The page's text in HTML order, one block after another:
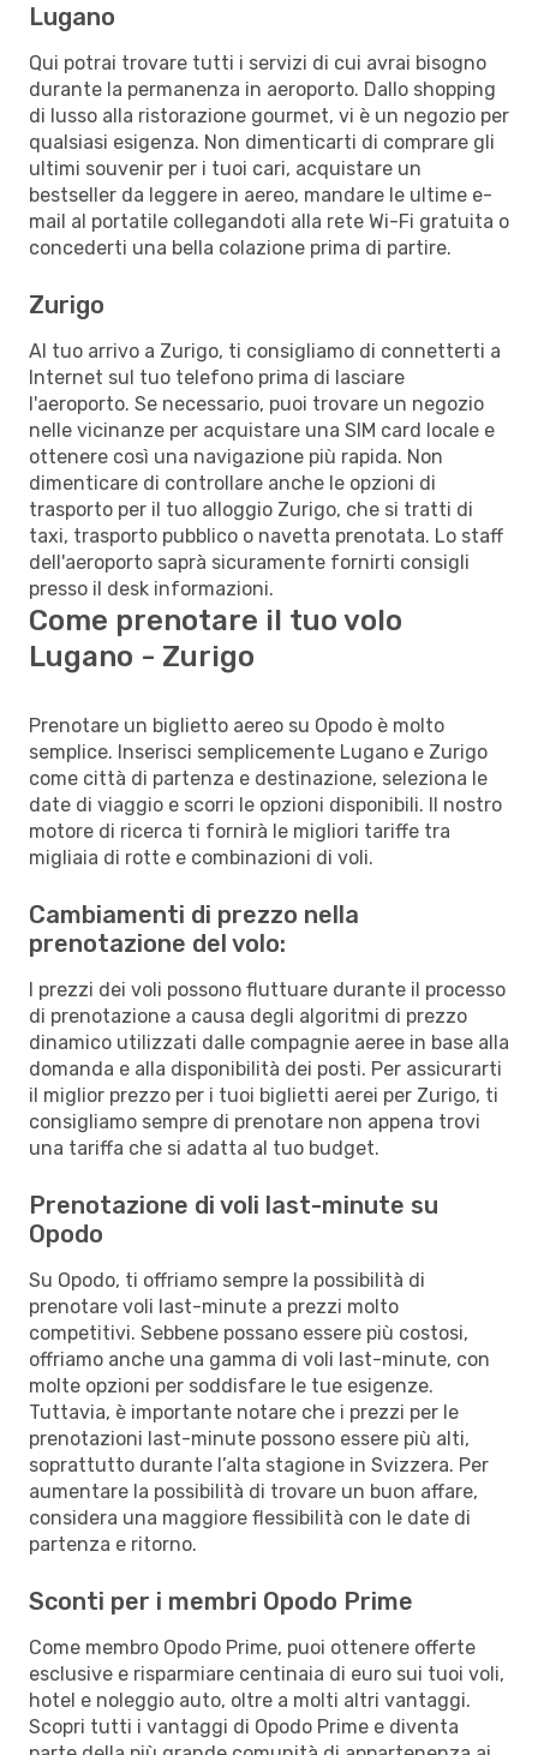
Lugano
Qui potrai trovare tutti i servizi di cui avrai bisogno
durante la permanenza in aeroporto. Dallo shopping
di lusso alla ristorazione gourmet, vi è un negozio per
qualsiasi esigenza. Non dimenticarti di comprare gli
ultimi souvenir per i tuoi cari, acquistare un
bestseller da leggere in aereo, mandare le ultime e-
mail al portatile collegandoti alla rete Wi-Fi gratuita o
concederti una bella colazione prima di partire.
Zurigo
Al tuo arrivo a Zurigo, ti consigliamo di connetterti a
Internet sul tuo telefono prima di lasciare
l'aeroporto. Se necessario, puoi trovare un negozio
nelle vicinanze per acquistare una SIM card locale e
ottenere così una navigazione più rapida. Non
dimenticare di controllare anche le opzioni di
trasporto per il tuo alloggio Zurigo, che si tratti di
taxi, trasporto pubblico o navetta prenotata. Lo staff
dell'aeroporto saprà sicuramente fornirti consigli
presso il desk informazioni.
Come prenotare il tuo volo
Lugano - Zurigo
Prenotare un biglietto aereo su Opodo è molto
semplice. Inserisci semplicemente Lugano e Zurigo
come città di partenza e destinazione, seleziona le
date di viaggio e scorri le opzioni disponibili. Il nostro
motore di ricerca ti fornirà le migliori tariffe tra
migliaia di rotte e combinazioni di voli.
Cambiamenti di prezzo nella
prenotazione del volo:
I prezzi dei voli possono fluttuare durante il processo
di prenotazione a causa degli algoritmi di prezzo
dinamico utilizzati dalle compagnie aeree in base alla
domanda e alla disponibilità dei posti. Per assicurarti
il miglior prezzo per i tuoi biglietti aerei per Zurigo, ti
consigliamo sempre di prenotare non appena trovi
una tariffa che si adatta al tuo budget.
Prenotazione di voli last-minute su
Opodo
Su Opodo, ti offriamo sempre la possibilità di
prenotare voli last-minute a prezzi molto
competitivi. Sebbene possano essere più costosi,
offriamo anche una gamma di voli last-minute, con
molte opzioni per soddisfare le tue esigenze.
Tuttavia, è importante notare che i prezzi per le
prenotazioni last-minute possono essere più alti,
soprattutto durante l’alta stagione in Svizzera. Per
aumentare la possibilità di trovare un buon affare,
considera una maggiore flessibilità con le date di
partenza e ritorno.
Sconti per i membri Opodo Prime
Come membro Opodo Prime, puoi ottenere offerte
esclusive e risparmiare centinaia di euro sui tuoi voli,
hotel e noleggio auto, oltre a molti altri vantaggi.
Scopri tutti i vantaggi di Opodo Prime e diventa